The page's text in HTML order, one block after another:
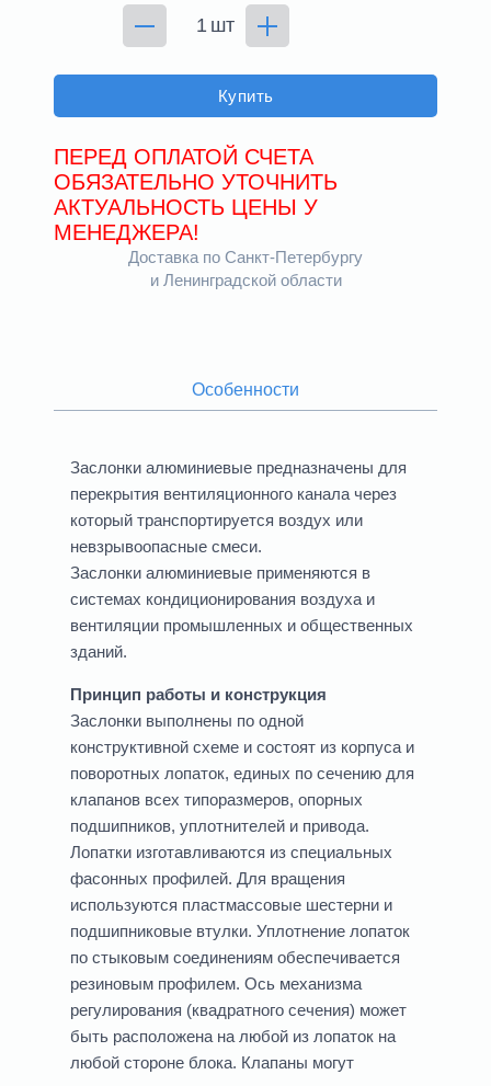
Купить
шт
ПЕРЕД ОПЛАТОЙ СЧЕТА
ОБЯЗАТЕЛЬНО УТОЧНИТЬ
АКТУАЛЬНОСТЬ ЦЕНЫ У
МЕНЕДЖЕРА!
Доставка по Санкт-Петербургу
и Ленинградской области
Особенности
Заслонки алюминиевые предназначены для
перекрытия вентиляционного канала через
который транспортируется воздух или
невзрывоопасные смеси.
Заслонки алюминиевые применяются в
системах кондиционирования воздуха и
вентиляции промышленных и общественных
зданий.
Принцип работы и конструкция
Заслонки выполнены по одной
конструктивной схеме и состоят из корпуса и
поворотных лопаток, единых по сечению для
клапанов всех типоразмеров, опорных
подшипников, уплотнителей и привода.
Лопатки изготавливаются из специальных
фасонных профилей. Для вращения
используются пластмассовые шестерни и
подшипниковые втулки. Уплотнение лопаток
по стыковым соединениям обеспечивается
резиновым профилем. Ось механизма
регулирования (квадратного сечения) может
быть расположена на любой из лопаток на
любой стороне блока. Клапаны могут